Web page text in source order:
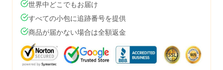
世界中どこでもお届け
すべての小包に追跡番号を提供
商品が届かない場合は全額返金